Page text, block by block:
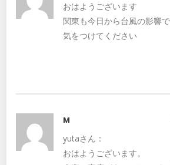
おはようございます
関東も今日から台風の影響
気をつけてください
M
yutaさん：
おはようございます。